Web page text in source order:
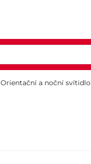
Orientační a noční svítidlo